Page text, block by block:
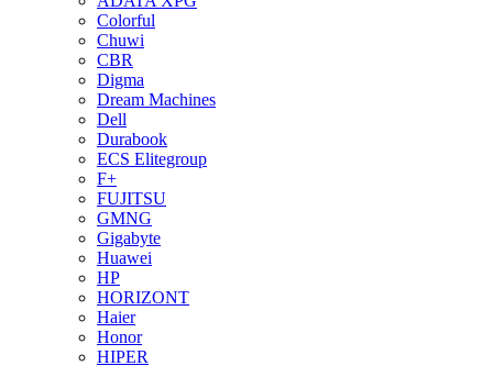
Colorful
Chuwi
CBR
Digma
Dream Machines
Dell
Durabook
ECS Elitegroup
F+
FUJITSU
GMNG
Gigabyte
Huawei
HP
HORIZONT
Haier
Honor
HIPER